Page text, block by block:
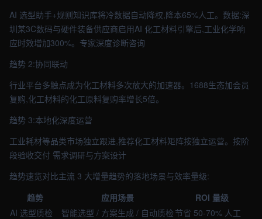
AI 选型助手+规则知识库将冷数据自动降权,降本65%人工。数据:深
圳某3C数码与硬件装备供应商启用AI 化工材料引擎后,工业化学响
应时效增加300%。专家深度诊断咨询
趋势 2:协同联动
行业平台多触点成为化工材料多次放大的加速器。1688生态加会员
复购,化工材料的化工原料复购率增长5倍。
趋势 3:本地化深度运营
工业耗材等品类市场独立跟进,推荐化工材料矩阵按独立运营。按阶
段验收交付 需求调研与方案设计
趋势速览对比主流 3 大增量趋势的落地场景与效率量级:
趋势
应用场景
ROI 量级
AI 选型质检
智能选型 / 方案生成 / 自动质检 节省 50-70% 人工